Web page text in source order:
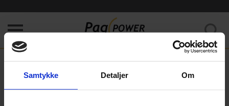
Samtykke Detaljer Om
Kunne ikke hente data. Prøv venligst at opfriske siden.
404